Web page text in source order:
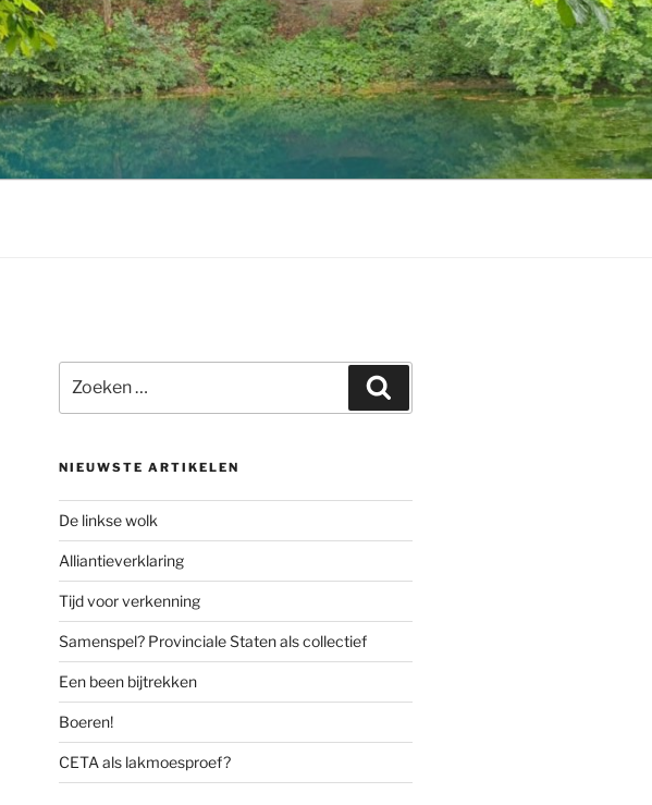
naar:
NIEUWSTE ARTIKELEN
De linkse wolk
Alliantieverklaring
Tijd voor verkenning
Samenspel? Provinciale Staten als collectief
Een been bijtrekken
Boeren!
CETA als lakmoesproef?